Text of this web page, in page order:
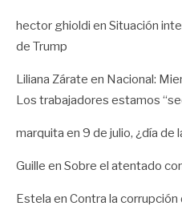
hector ghioldi en Situación
de Trump
Liliana Zárate en Nacional:
Los trabajadores estamos
marquita en 9 de julio, ¿día de
Guille en Sobre el atentado
Estela en Contra la